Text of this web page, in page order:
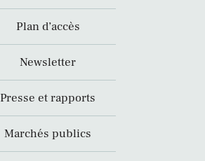
Plan d’accès
Newsletter
Presse et rapports
Marchés publics